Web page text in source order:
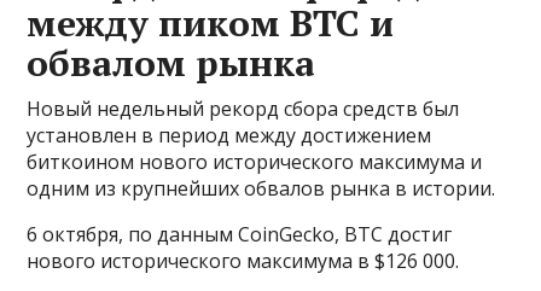
между пиком BTC и
обвалом рынка
Новый недельный рекорд сбора средств был
установлен в период между достижением
биткоином нового исторического максимума и
одним из крупнейших обвалов рынка в истории.
6 октября, по данным CoinGecko, BTC достиг
нового исторического максимума в $126 000.